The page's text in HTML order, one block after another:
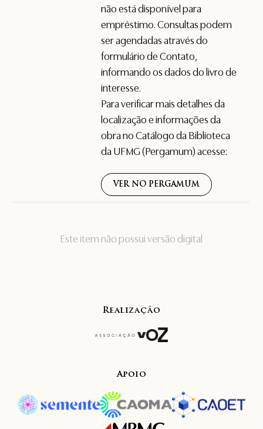
Este item não possui versão digital
não está disponível para
empréstimo. Consultas podem
ser agendadas através do
formulário deContato,
informando os dados do livro de
interesse.
Para verificar mais detalhes da
localização e informações da
obra no Catálogo da Biblioteca
da UFMG (Pergamum) acesse:
VER NO PERGAMUM
Realização
Apoio